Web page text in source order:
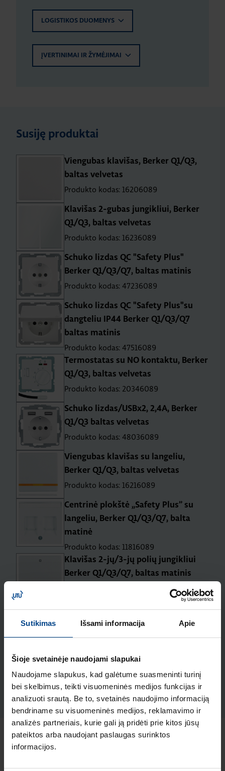
Sutikimas Išsami informacija Apie
Šioje svetainėje naudojami slapukai
Naudojame slapukus, kad galėtume suasmeninti turinį
bei skelbimus, teikti visuomeninės medijos funkcijas ir
analizuoti srautą. Be to, svetainės naudojimo informaciją
bendriname su visuomeninės medijos, reklamavimo ir
analizės partneriais, kurie gali ją pridėti prie kitos jūsų
pateiktos arba naudojant paslaugas surinktos
informacijos.
LOGISTIKOS DUOMENYS
ĮVERTINIMAI IR ŽYMĖJIMAI
Susiję produktai
Viengubas klavišas, Berker Q1/Q3,
baltas velvetas
Produkto kodas: 16206089
Klavišas 2-gubas jungikliui, Berker
Q1/Q3, baltas velvetas
Produkto kodas: 16236089
Schuko lizdas QC "Safety Plus"
Berker Q1/Q3/Q7, baltas matinis
Produkto kodas: 47236089
Schuko lizdas QC "Safety Plus"su
dangteliu IP44 Berker Q1/Q3/Q7
baltas matinis
Produkto kodas: 47516089
Termostatas su NO kontaktu, Berker
Q1/Q3, baltas velvetas
Produkto kodas: 20346089
Schuko lizdas/USBx2, 2,4A, Berker
Q1/Q3 baltas velvetas
Produkto kodas: 48036089
Viengubas klavišas su langeliu,
Berker Q1/Q3, baltas velvetas
Produkto kodas: 16216089
Centrinė plokštė „Safety Plus” su
langeliu, Berker Q1/Q3/Q7, balta
matinė
Produkto kodas: 11816089
Klavišas 2-jų/3-jų polių jungikliui
Berker Q1/Q3/Q7, baltas matinis
Klavišas 3-jų klavišų jungikliui,
Berker Q1/ Q3, baltas velvetas
Produkto kodas: 16656089
Schuko lizdas/ USBx2 A-C, Berker
Q.x, baltas matinis
Produkto kodas: 48046089
Naujausi straipsniai pagal temą